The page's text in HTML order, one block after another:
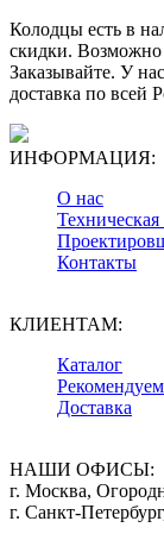
Колодцы есть в
скидки. Возможно
Заказывайте. У
доставка по всей
ИНФОРМАЦИЯ:
О нас
Контакты
КЛИЕНТАМ:
Каталог
Доставка
НАШИ ОФИСЫ:
г. Москва,
г. Санкт-